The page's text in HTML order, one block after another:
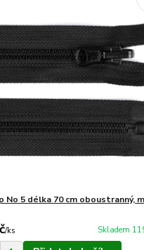
No 5 délka 70 cm oboustranný,
/ks Skladem